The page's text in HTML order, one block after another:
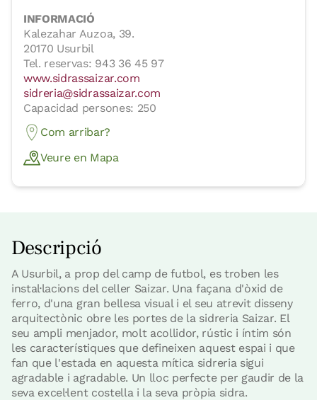
INFORMACIÓ
Kalezahar Auzoa, 39.
20170 Usurbil
Tel. reservas: 943 36 45 97
www.sidrassaizar.com
sidreria@sidrassaizar.com
Capacidad persones: 250
Com arribar?
Veure en Mapa
Descripció
A Usurbil, a prop del camp de futbol, ​​es troben les
instal·lacions del celler Saizar. Una façana d'òxid de
ferro, d'una gran bellesa visual i el seu atrevit disseny
arquitectònic obre les portes de la sidreria Saizar. El
seu ampli menjador, molt acollidor, rústic i íntim són
les característiques que defineixen aquest espai i que
fan que l'estada en aquesta mítica sidreria sigui
agradable i agradable. Un lloc perfecte per gaudir de la
seva excel·lent costella i la seva pròpia sidra.